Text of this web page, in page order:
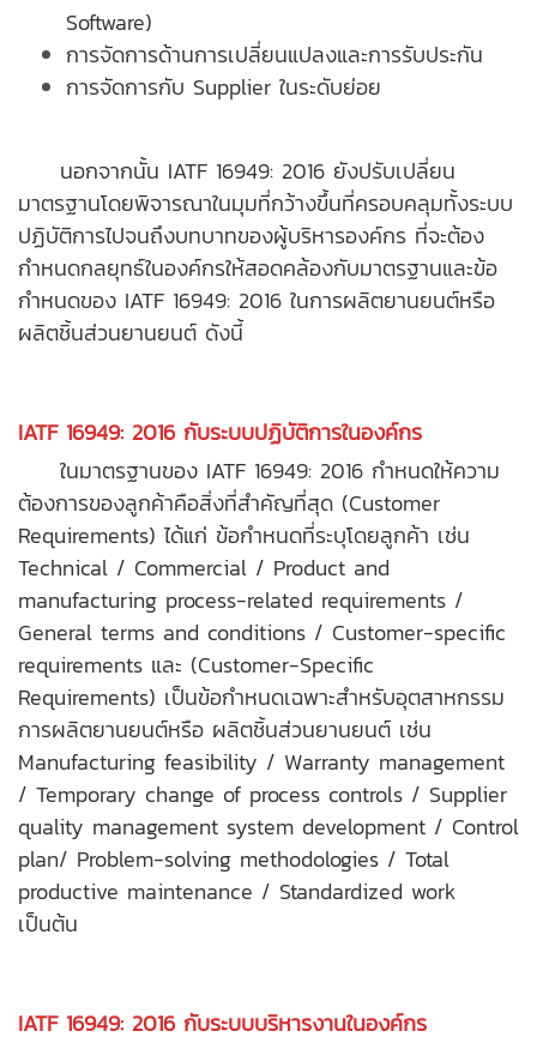
Software)
การจัดการด้านการเปลี่ยนแปลงและการรับประกัน
การจัดการกับ Supplier ในระดับย่อย
นอกจากนั้น IATF 16949: 2016 ยังปรับเปลี่ยน
มาตรฐานโดยพิจารณาในมุมที่กว้างขึ้นที่ครอบคลุมทั้งระบบ
ปฏิบัติการไปจนถึงบทบาทของผู้บริหารองค์กร ที่จะต้อง
กำหนดกลยุทธ์ในองค์กรให้สอดคล้องกับมาตรฐานและข้อ
กำหนดของ IATF 16949: 2016 ในการผลิตยานยนต์หรือ
ผลิตชิ้นส่วนยานยนต์ ดังนี้
IATF 16949: 2016 กับระบบปฏิบัติการในองค์กร
ในมาตรฐานของ IATF 16949: 2016 กำหนดให้ความ
ต้องการของลูกค้าคือสิ่งที่สำคัญที่สุด (Customer
Requirements) ได้แก่ ข้อกำหนดที่ระบุโดยลูกค้า เช่น
Technical / Commercial / Product and
manufacturing process-related requirements /
General terms and conditions / Customer-specific
requirements และ (Customer-Specific
Requirements) เป็นข้อกำหนดเฉพาะสำหรับอุตสาหกรรม
การผลิตยานยนต์หรือ ผลิตชิ้นส่วนยานยนต์ เช่น
Manufacturing feasibility / Warranty management
/ Temporary change of process controls / Supplier
quality management system development / Control
plan/ Problem-solving methodologies / Total
productive maintenance / Standardized work
เป็นต้น
IATF 16949: 2016 กับระบบบริหารงานในองค์กร